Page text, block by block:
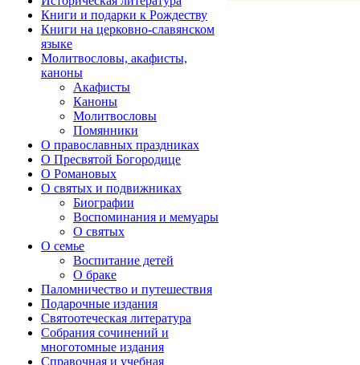
Книги и подарки к Рождеству
Книги на церковно-славянском
языке
Молитвословы, акафисты,
каноны
Акафисты
Каноны
Молитвословы
Помянники
О православных праздниках
О Пресвятой Богородице
О Романовых
О святых и подвижниках
Биографии
Воспоминания и мемуары
О святых
О семье
Воспитание детей
О браке
Паломничество и путешествия
Подарочные издания
Святоотеческая литература
Собрания сочинений и
многотомные издания
Справочная и учебная